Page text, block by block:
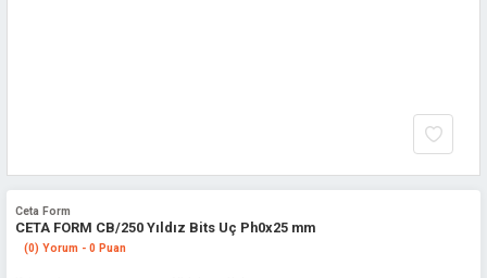
Ceta Form
CETA FORM CB/250 Yıldız Bits Uç Ph0x25 mm
(0) Yorum - 0 Puan